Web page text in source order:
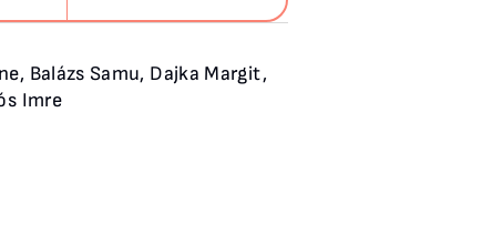
Balázs Samu, Dajka Margit,
Imre